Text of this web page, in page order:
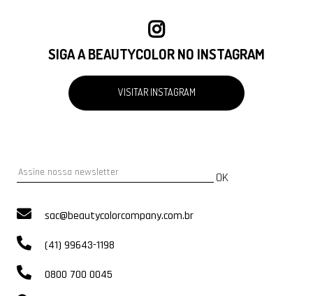
SIGA A BEAUTYCOLOR NO INSTAGRAM
VISITAR INSTAGRAM
OK
sac@beautycolorcompany.com.br
(41) 99643-1198
0800 700 0045